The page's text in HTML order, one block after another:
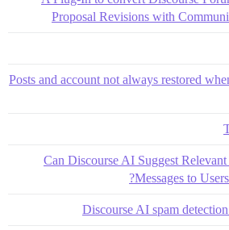
Proposal Revisions with
Posts and account not always restored
Can Discourse AI Suggest
Messages to
Discourse AI spam